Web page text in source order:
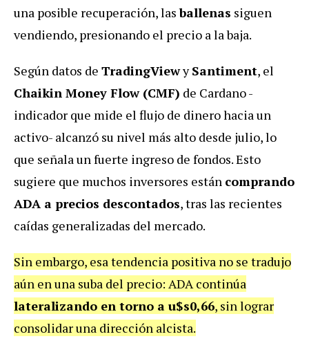
una posible recuperación, lasballenas siguen
vendiendo, presionando el precio a la baja.
Según datos de TradingViewySantiment, el
Chaikin Money Flow (CMF) de Cardano -
indicador que mide el flujo de dinero hacia un
activo- alcanzó su nivel más alto desde julio, lo
que señala un fuerte ingreso de fondos. Esto
sugiere que muchos inversores están comprando
ADA a precios descontados, tras las recientes
caídas generalizadas del mercado.
Sin embargo, esa tendencia positiva no se tradujo
aún en una suba del precio: ADA continúa
lateralizando en torno a u$s0,66, sin lograr
consolidar una dirección alcista.